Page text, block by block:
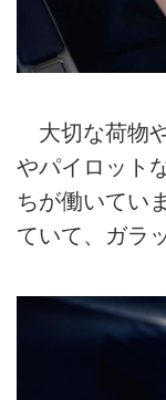
大切な荷物
やパイロット
ちが働いてい
ていて、ガラ